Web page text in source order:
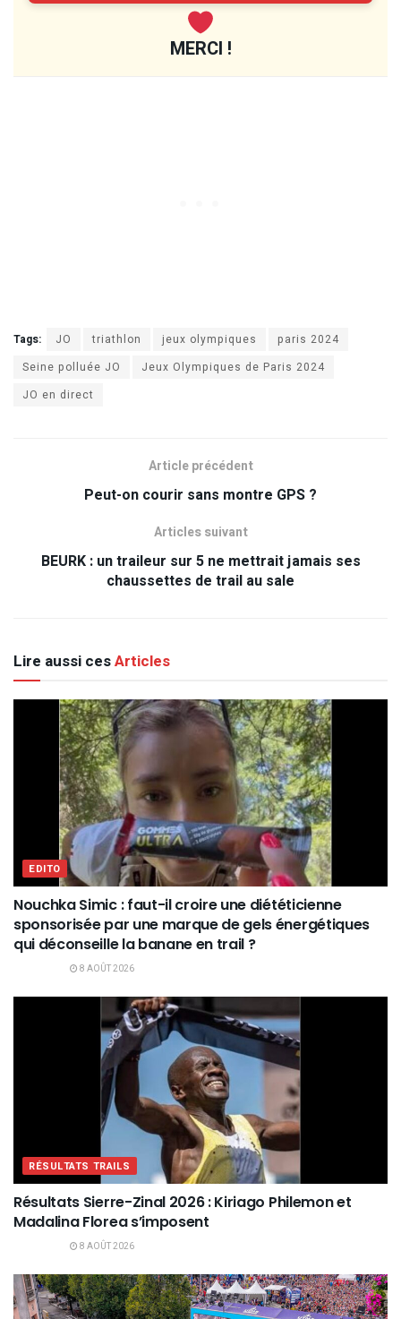
MERCI !
Tags: JO triathlon jeux olympiques
paris 2024
Seine polluée JO
Jeux Olympiques de Paris 2024
JO en direct
Article précédent
Peut-on courir sans montre GPS ?
Articles suivant
BEURK : un traileur sur 5 ne mettrait jamais ses
chaussettes de trail au sale
Lire aussi cesArticles
EDITO
Nouchka Simic : faut-il croire une diététicienne
sponsorisée par une marque de gels énergétiques
qui déconseille la banane en trail ?
8 AOÛT 2026
RÉSULTATS TRAILS
Résultats Sierre-Zinal 2026 : Kiriago Philemon et
Madalina Florea s’imposent
8 AOÛT 2026